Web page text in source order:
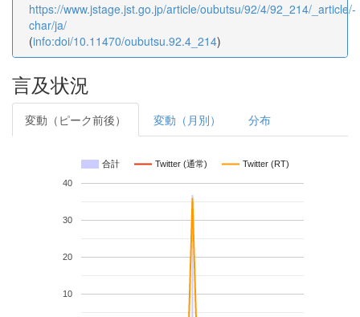
https://www.jstage.jst.go.jp/article/oubutsu/92/4/92_214/_article/-
char/ja/
(info:doi/10.11470/oubutsu.92.4_214)
言及状況
変動（ピーク前後） 変動（月別） 分布
合計 Twitter (通常) Twitter (RT)
10
20
30
40